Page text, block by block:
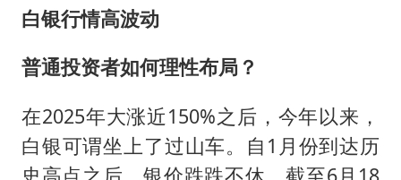
白银行情高波动
普通投资者如何理性布局？
在2025年大涨近150%之后，今年以来，
白银可谓坐上了过山车。自1月份到达历